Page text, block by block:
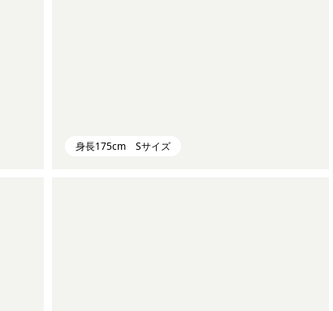
身長175cm Sサイズ